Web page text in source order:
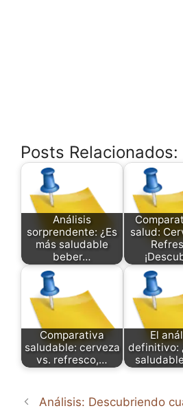
Posts Relacionados:
Análisis
sorprendente: ¿Es
más saludable
beber…
salud:
Comparativa
saludable: cerveza
vs. refresco,…
El
definitivo:
Análisis: Descubriendo